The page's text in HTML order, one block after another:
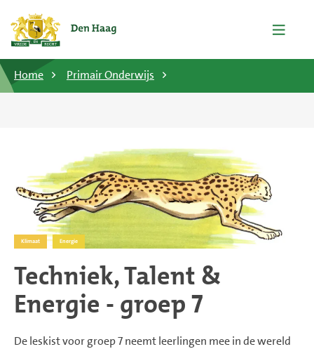
Home Primair Onderwijs
Klimaat Energie
Techniek, Talent &
Energie - groep 7
De leskist voor groep 7 neemt leerlingen mee in de wereld